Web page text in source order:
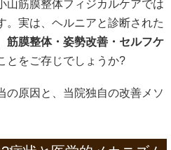
山筋膜整体フィジカルケアでは
。実は、ヘルニアと診断された
筋膜整体・姿勢改善・セルフケ
とをご存じでしょうか?
の原因と、当院独自の改善メソ